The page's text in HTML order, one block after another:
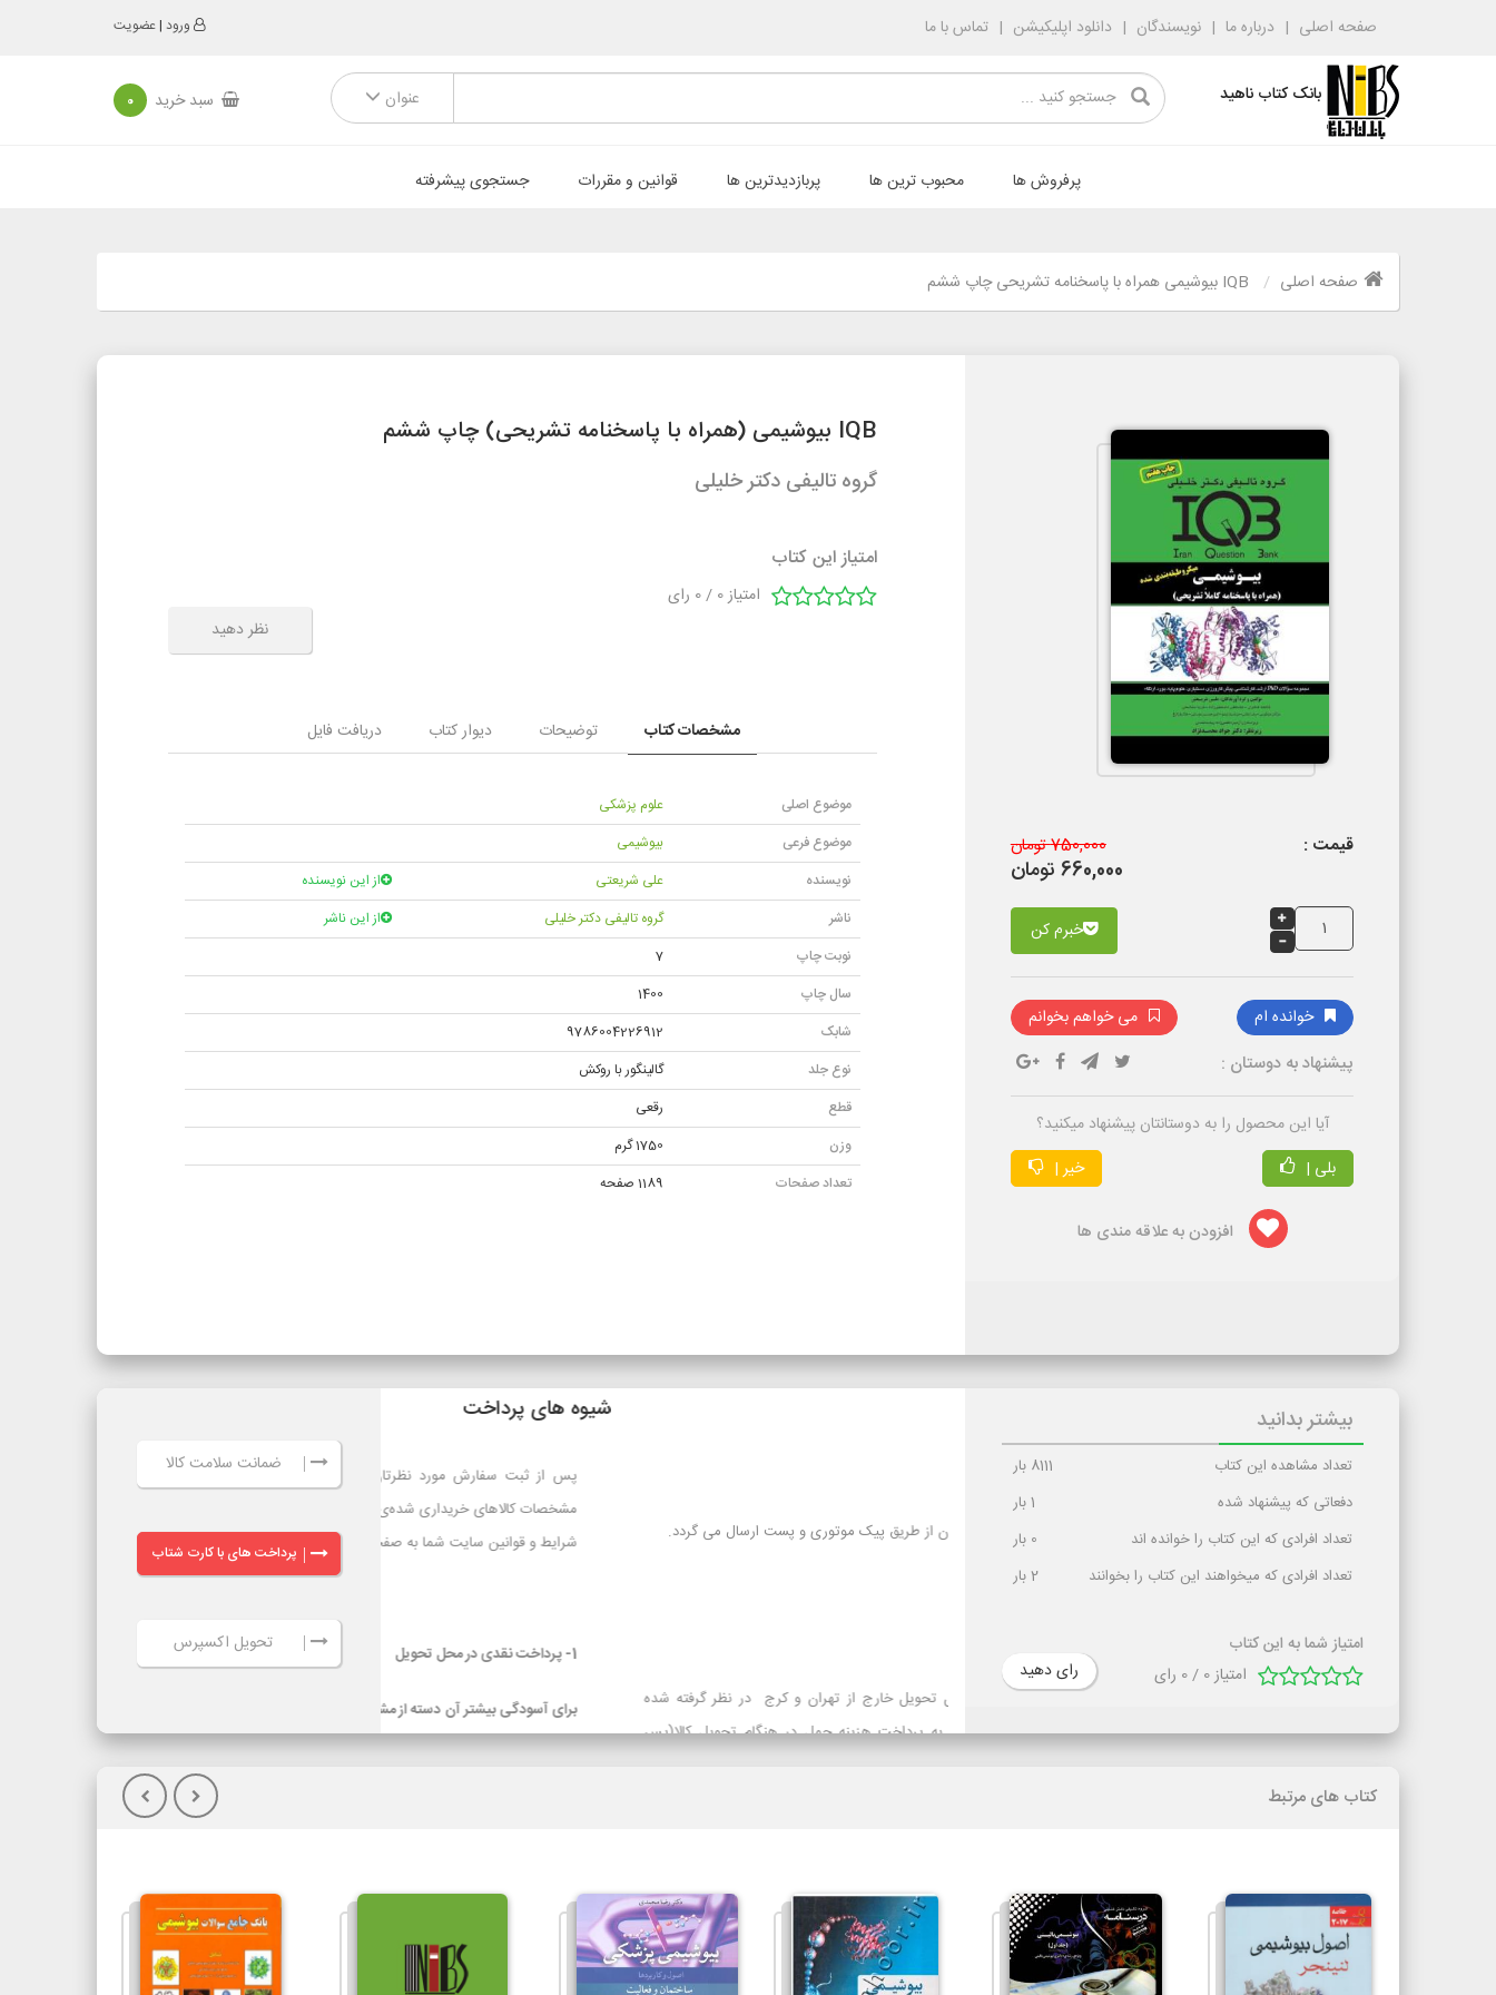
صفحه اصلی درباره ما نویسندگان دانلود اپلیکیشن تماس با ما ورود |عضویت
بانک کتاب ناهید عنوان سبد خرید 0
پرفروش ها محبوب ترین ها پربازدیدترین ها قوانین و مقررات جستجوی پیشرفته
صفحه اصلی
قیمت : 750,000 تومان
660,000 تومان
خبرم کن
خوانده ام می خواهم بخوانم
پیشنهاد به دوستان :
آیا این محصول را به دوستانتان پیشنهاد میکنید؟
بلی |
خیر |
افزودن به علاقه مندی ها
IQB بیوشیمی (همراه با پاسخنامه تشریحی) چاپ ششم
گروه تالیفی دکتر خلیلی
امتیاز این کتاب
امتیاز0
/
0 رای
نظر دهید
مشخصات کتاب توضیحات دیوار کتاب دریافت فایل
موضوع اصلی
علوم پزشکی
موضوع فرعی
بیوشیمی
نویسنده
علی شریعتی
از این نویسنده
ناشر
گروه تالیفی دکتر خلیلی
از این ناشر
نوبت چاپ
7
سال چاپ
1400
شابک
9786004226912
نوع جلد
گالينگور با روکش
قطع
رقعی
وزن
1750 گرم
تعداد صفحات
1189 صفحه
بیشتر بدانید
تعداد مشاهده این کتاب 8111 بار
دفعاتی که پیشنهاد شده
1بار
تعداد افرادی که این کتاب را خوانده اند
0 بار
تعداد افرادی که میخواهند این کتاب را بخوانند
2بار
امتیاز شما به این کتاب
امتیاز0
/
0 رای رای دهید
1- سفارش ها در محدوده شهر تهران از طریق پیک موتوری و پست ارسال می گردد.
تیپاکس برای سفارش‌های با محل تحویل خارج از تهران و کرج در نظر گرفته شده
است و برای مشتریانی که تمایل به پرداخت هزینه حمل در هنگام تحویل کالا(پس
حمل به عهده مشتری خواهد بود.
سرویس‌دهی تیپاکس در بیش از 80 شهر که تک مسیره هستند به طور معمول 24
ساعته است. شهرهایی که دومسیره یا راه دور هستند، معمولاً 48 تا 72 ساعت انجام
| ضمانت سلامت کالا
| پرداخت های با کارت شتاب
| تحویل اکسپرس
کتاب های مرتبط